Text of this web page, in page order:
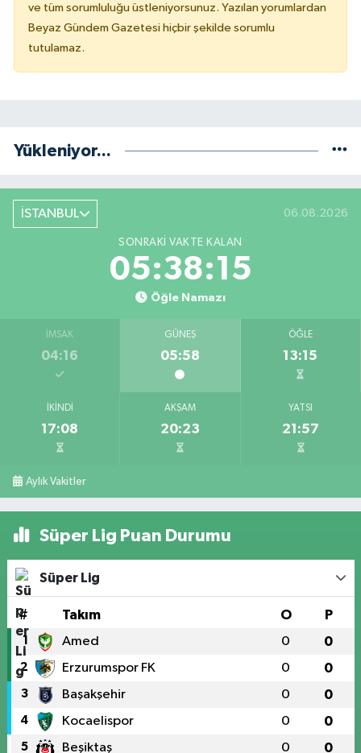
ve tüm sorumluluğu üstleniyorsunuz. Yazılan yorumlardan
Beyaz Gündem Gazetesi hiçbir şekilde sorumlu
tutulamaz.
Yükleniyor...
İSTANBUL 06.08.2026
SONRAKI VAKTE KALAN
05:38:14
Öğle Namazı
İMSAK
04:16
GÜNEŞ
05:58
ÖĞLE
13:15
İKINDI
17:08
AKŞAM
20:23
YATSI
21:57
Aylık Vakitler
Süper Lig Puan Durumu
Süper Lig
# Takım O P
1 Amed 0 0
2 Erzurumspor FK 0 0
3 Başakşehir 0 0
4 Kocaelispor 0 0
5 Beşiktaş 0 0